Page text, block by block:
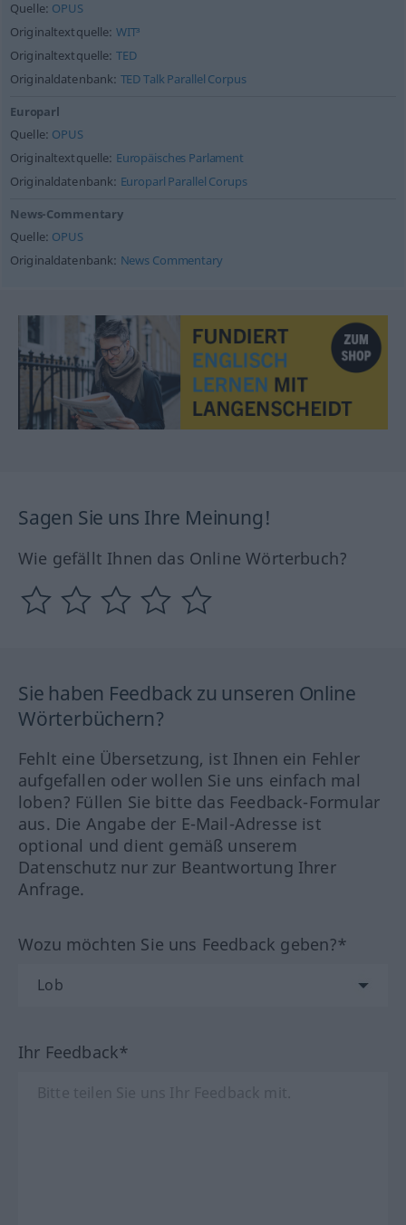
Quelle: OPUS
Originaltextquelle: WIT³
Originaltextquelle: TED
Originaldatenbank: TED Talk Parallel Corpus
Europarl
Quelle: OPUS
Originaltextquelle: Europäisches Parlament
Originaldatenbank: Europarl Parallel Corups
News-Commentary
Quelle: OPUS
Originaldatenbank: News Commentary
Sagen Sie uns Ihre Meinung!
Wie gefällt Ihnen das Online Wörterbuch?
Sie haben Feedback zu unseren Online
Wörterbüchern?
Fehlt eine Übersetzung, ist Ihnen ein Fehler
aufgefallen oder wollen Sie uns einfach mal
loben? Füllen Sie bitte das Feedback-Formular
aus. Die Angabe der E-Mail-Adresse ist
optional und dient gemäß unserem
Datenschutz nur zur Beantwortung Ihrer
Anfrage.
Wozu möchten Sie uns Feedback geben?*
Ihr Feedback*